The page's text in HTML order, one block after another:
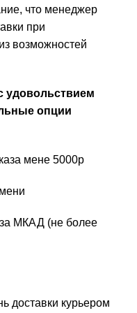
что менеджер
при
возможностей
удовольствием
опции
мене 5000р
МКАД (не более
доставки курьером